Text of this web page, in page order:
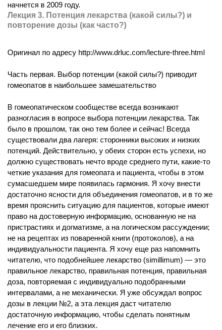
начнется в 2009 году.
Лекция 3. Потенция лекарства (какой силы?) и
повторение дозы (как часто?)
Оригинал по адресу http://www.drluc.com/lecture-three.html
Часть первая. Выбор потенции (какой силы?) приводит
гомеопатов в наибольшее замешательство
В гомеопатическом сообществе всегда возникают
разногласия в вопросе выбора потенции лекарства. Так
было в прошлом, так оно тем более и сейчас! Всегда
существовали два лагеря: сторонники высоких и низких
потенций. Действительно, у обеих сторон есть успехи, но
должно существовать нечто вроде среднего пути, какие-то
четкие указания для гомеопата и пациента, чтобы в этом
сумасшедшем мире появилась гармония. Я хочу внести
достаточно ясности для объединения гомеопатов, и в то же
время прояснить ситуацию для пациентов, которые имеют
право на достоверную информацию, основанную не на
пристрастиях и догматизме, а на логическом рассуждении;
не на рецептах из поваренной книги (протоколов), а на
индивидуальности пациента. Я хочу еще раз напомнить
читателю, что подобнейшее лекарство (simillimum) — это
правильное лекарство, правильная потенция, правильная
доза, повторяемая с индивидуально подобранными
интервалами, а не механически. Я уже обсуждал вопрос
дозы в лекции №2, а эта лекция даст читателю
достаточную информацию, чтобы сделать понятным
лечение его и его близких.